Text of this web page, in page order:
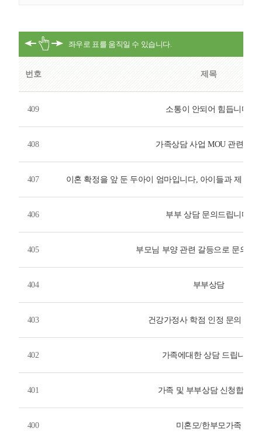
번호 제목
409 소통이 안되어 힘듭니다.
408 가족상담 사업 MOU 관련 질문
407 이혼 확정을 앞 둔 두아이 엄마입니다, 아이들과 제 주
406 부부 상담 문의드립니다.
405 부모님 부양 관련 갈등으로 문의드
404 부부상담
403 건강가정사 학점 인정 문의 합니
402 가족에대한 상담 드립니다.
401 가족 및 부부상담 신청합니다
400 미혼모/한부모가족